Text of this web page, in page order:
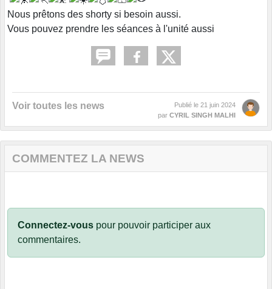
Nous prêtons des shorty si besoin aussi.
Vous pouvez prendre les séances à l'unité aussi
Voir toutes les news Publié le 21 juin 2024
par CYRIL SINGH MALHI
COMMENTEZ LA NEWS
Connectez-vous pour pouvoir participer aux
commentaires.